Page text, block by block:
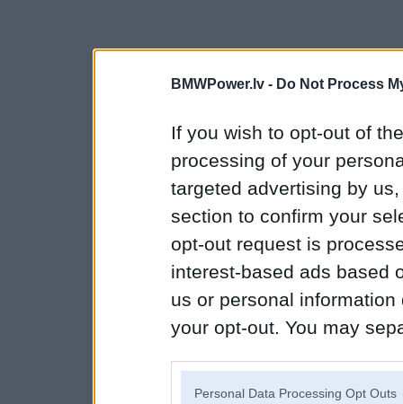
BMWPower.lv - Do Not Process
If you wish to opt-out of
processing of your
targeted advertising by
section to confirm your
opt-out request is
interest-based ads based
us or personal
your opt-out. You may
Personal Data Processing Opt Outs